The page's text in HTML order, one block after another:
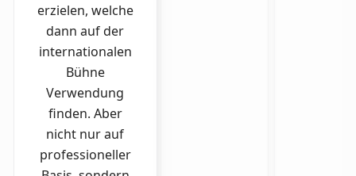
erzielen, welche
dann auf der
internationalen
Bühne
Verwendung
finden. Aber
nicht nur auf
professioneller